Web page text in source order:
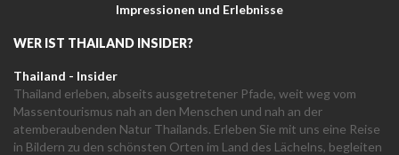
Impressionen und Erlebnisse
WER IST THAILAND INSIDER?
Thailand - Insider
Thailand erleben, abseits ausgetretener Pfade, weit weg vom
Massentourismus nah an den Menschen und nah an der
atemberaubenden Natur Thailands. Erleben Sie mit uns eine Reise
in Bildern zu den schönsten Orten im Land des Lächelns, begleiten